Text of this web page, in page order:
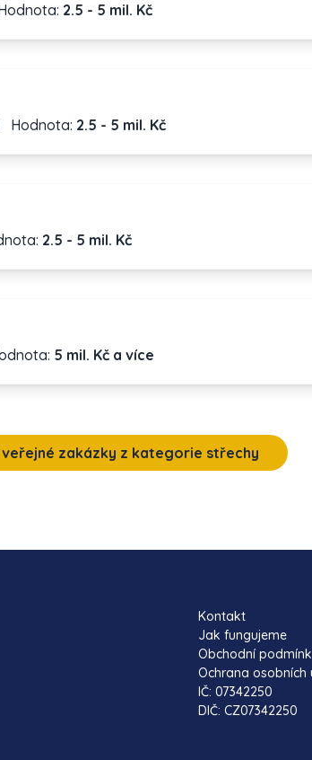
2.5 - 5 mil. Kč
Hodnota: 2.5 - 5 mil. Kč
2.5 - 5 mil. Kč
5 mil. Kč a více
veřejné zakázky z kategorie střechy
Kontakt
Jak fungujeme
Obchodní
Ochrana osobních
IČ: 07342250
DIČ: CZ07342250